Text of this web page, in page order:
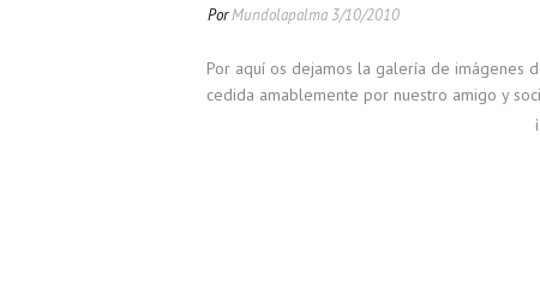
PorMundolapalma 3/10/2010
Por aquí os dejamos la galería de imágenes
cedida amablemente por nuestro amigo y